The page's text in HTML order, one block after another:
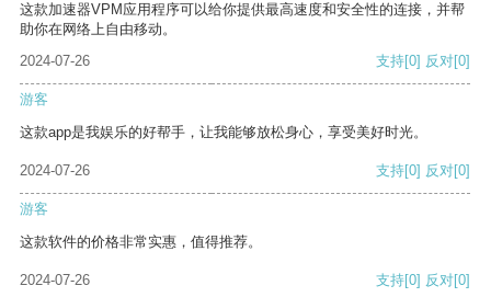
这款加速器VPM应用程序可以给你提供最高速度和安全性的连接，并帮
助你在网络上自由移动。
2024-07-26
支持[0] 反对[0]
游客
这款app是我娱乐的好帮手，让我能够放松身心，享受美好时光。
2024-07-26 支持[0] 反对[0]
游客
这款软件的价格非常实惠，值得推荐。
2024-07-26 支持[0] 反对[0]